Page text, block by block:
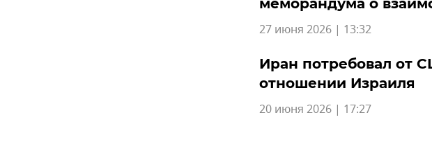
меморандума о
27 июня 2026 | 13:32
Иран потребовал от
отношении Израиля
20 июня 2026 | 17:27